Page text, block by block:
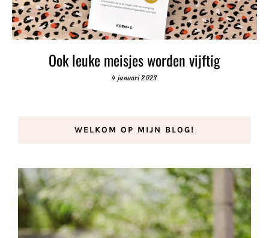
Ook leuke meisjes worden vijftig
4 januari 2023
WELKOM OP MIJN BLOG!